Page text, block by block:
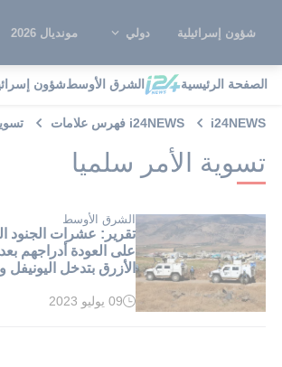
شؤون إسرائيلية دولي مونديال 2026
الصفحة الرئيسية الشرق الأوسطشؤون
i24NEWS i24NEWS فهرس علامات
تسوية الأمر سلميا
الشرق الأوسط
تقرير: عشرات الجنود
على العودة أدراجهم
الأزرق بتدخل
وقت
09 يوليو 2023